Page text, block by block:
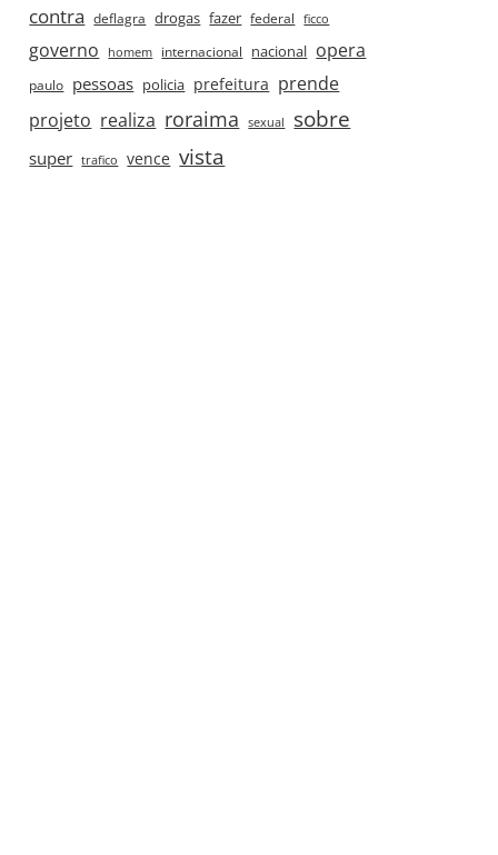
contra deflagra drogas fazer federal ficco
governo homem internacional nacional opera
paulo pessoas policia prefeitura prende
projeto realiza roraima sexual sobre
super trafico vence vista